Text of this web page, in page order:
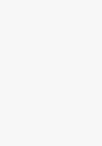
CELEBRADOS
SHUBE
A UNO DE
MÁS